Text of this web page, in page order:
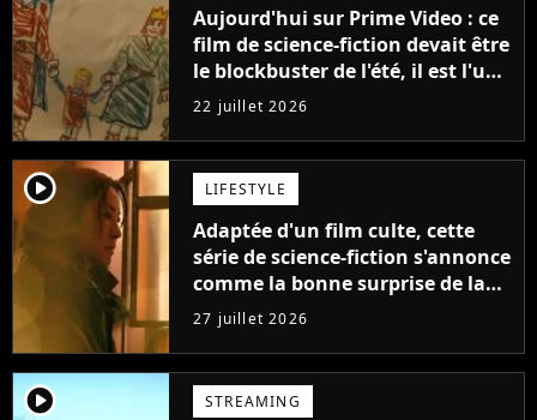
Aujourd'hui sur Prime Video : ce
film de science-fiction devait être
le blockbuster de l'été, il est l'un
des plus gros échecs de l'année
22 juillet 2026
player2 LIFESTYLE
Adaptée d'un film culte, cette
série de science-fiction s'annonce
comme la bonne surprise de la
fin d'année
27 juillet 2026
player2 STREAMING